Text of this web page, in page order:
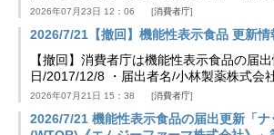
2026年07月23日 12：06 消費者庁
2026/7/21【撤回】機能性表示食品 更新
【撤回】消費者庁は機能性表示食品の届
日/2017/12/8 ・届出者名/小林製薬株式
2026年07月21日 15：38 消費者庁
2026/7/21 機能性表示食品の届出更新「